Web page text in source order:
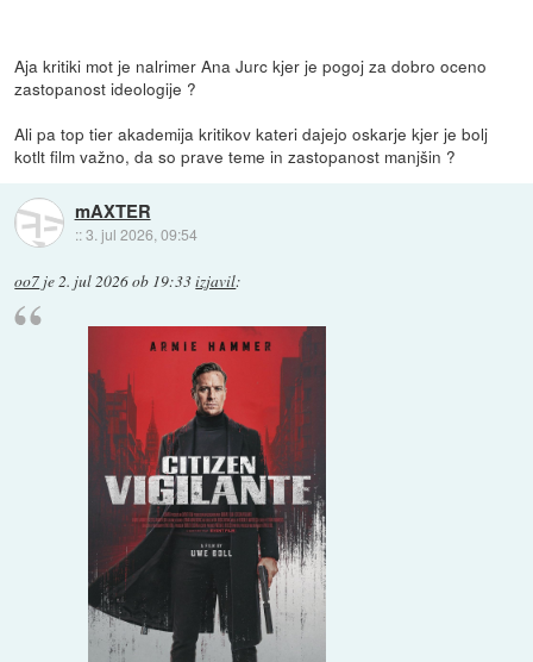
Aja kritiki mot je nalrimer Ana Jurc kjer je pogoj za dobro oceno
zastopanost ideologije ?
Ali pa top tier akademija kritikov kateri dajejo oskarje kjer je bolj
kotlt film važno, da so prave teme in zastopanost manjšin ?
mAXTER
::3. jul 2026, 09:54
oo7 je2. jul 2026 ob 19:33izjavil: